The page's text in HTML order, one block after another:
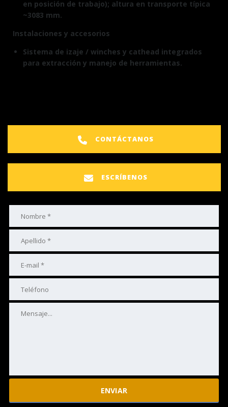
en posición de trabajo); altura en transporte típica
~3083 mm.
Instalaciones y accesorios
Sistema de izaje / winches y cathead integrados
para extracción y manejo de herramientas.
CONTÁCTANOS
ESCRÍBENOS